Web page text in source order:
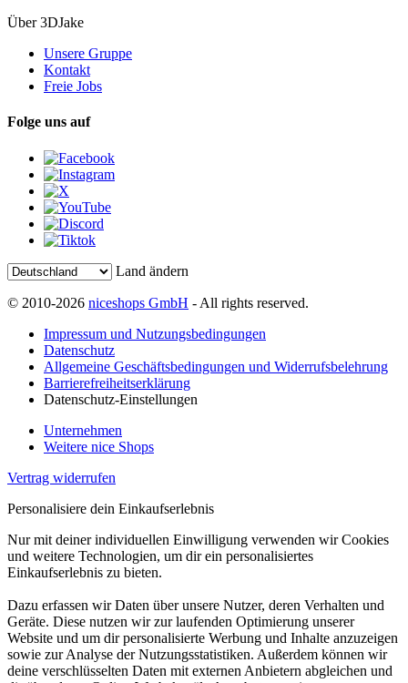
Über 3DJake
Unsere Gruppe
Kontakt
Freie Jobs
Folge uns auf
Land ändern
© 2010-2026 niceshops GmbH - All rights reserved.
Impressum und Nutzungsbedingungen
Datenschutz
Allgemeine Geschäftsbedingungen und Widerrufsbelehrung
Barrierefreiheitserklärung
Datenschutz-Einstellungen
Unternehmen
Weitere nice Shops
Vertrag widerrufen
Personalisiere dein Einkaufserlebnis
Nur mit deiner individuellen Einwilligung verwenden wir Cookies
und weitere Technologien, um dir ein personalisiertes
Einkaufserlebnis zu bieten.
Dazu erfassen wir Daten über unsere Nutzer, deren Verhalten und
Geräte. Diese nutzen wir zur laufenden Optimierung unserer
Website und um dir personalisierte Werbung und Inhalte anzuzeigen
sowie zur Analyse der Nutzungsstatistiken. Außerdem können wir
deine verschlüsselten Daten mit externen Anbietern abgleichen und